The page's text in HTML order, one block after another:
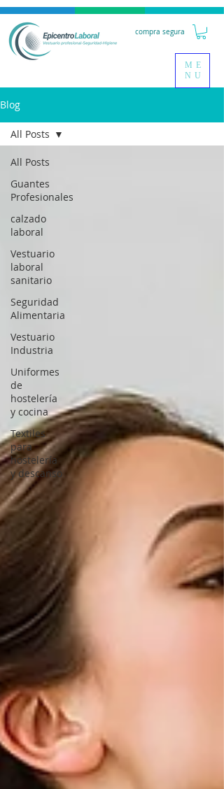
compra segura
ME
NU
Blog
All Posts
Guantes
Profesionales
calzado
laboral
Vestuario
laboral
sanitario
Seguridad
Alimentaria
Vestuario
Industria
Uniformes
de
hostelería
y cocina
Textiles
para
hostelería
y descanso
All Posts